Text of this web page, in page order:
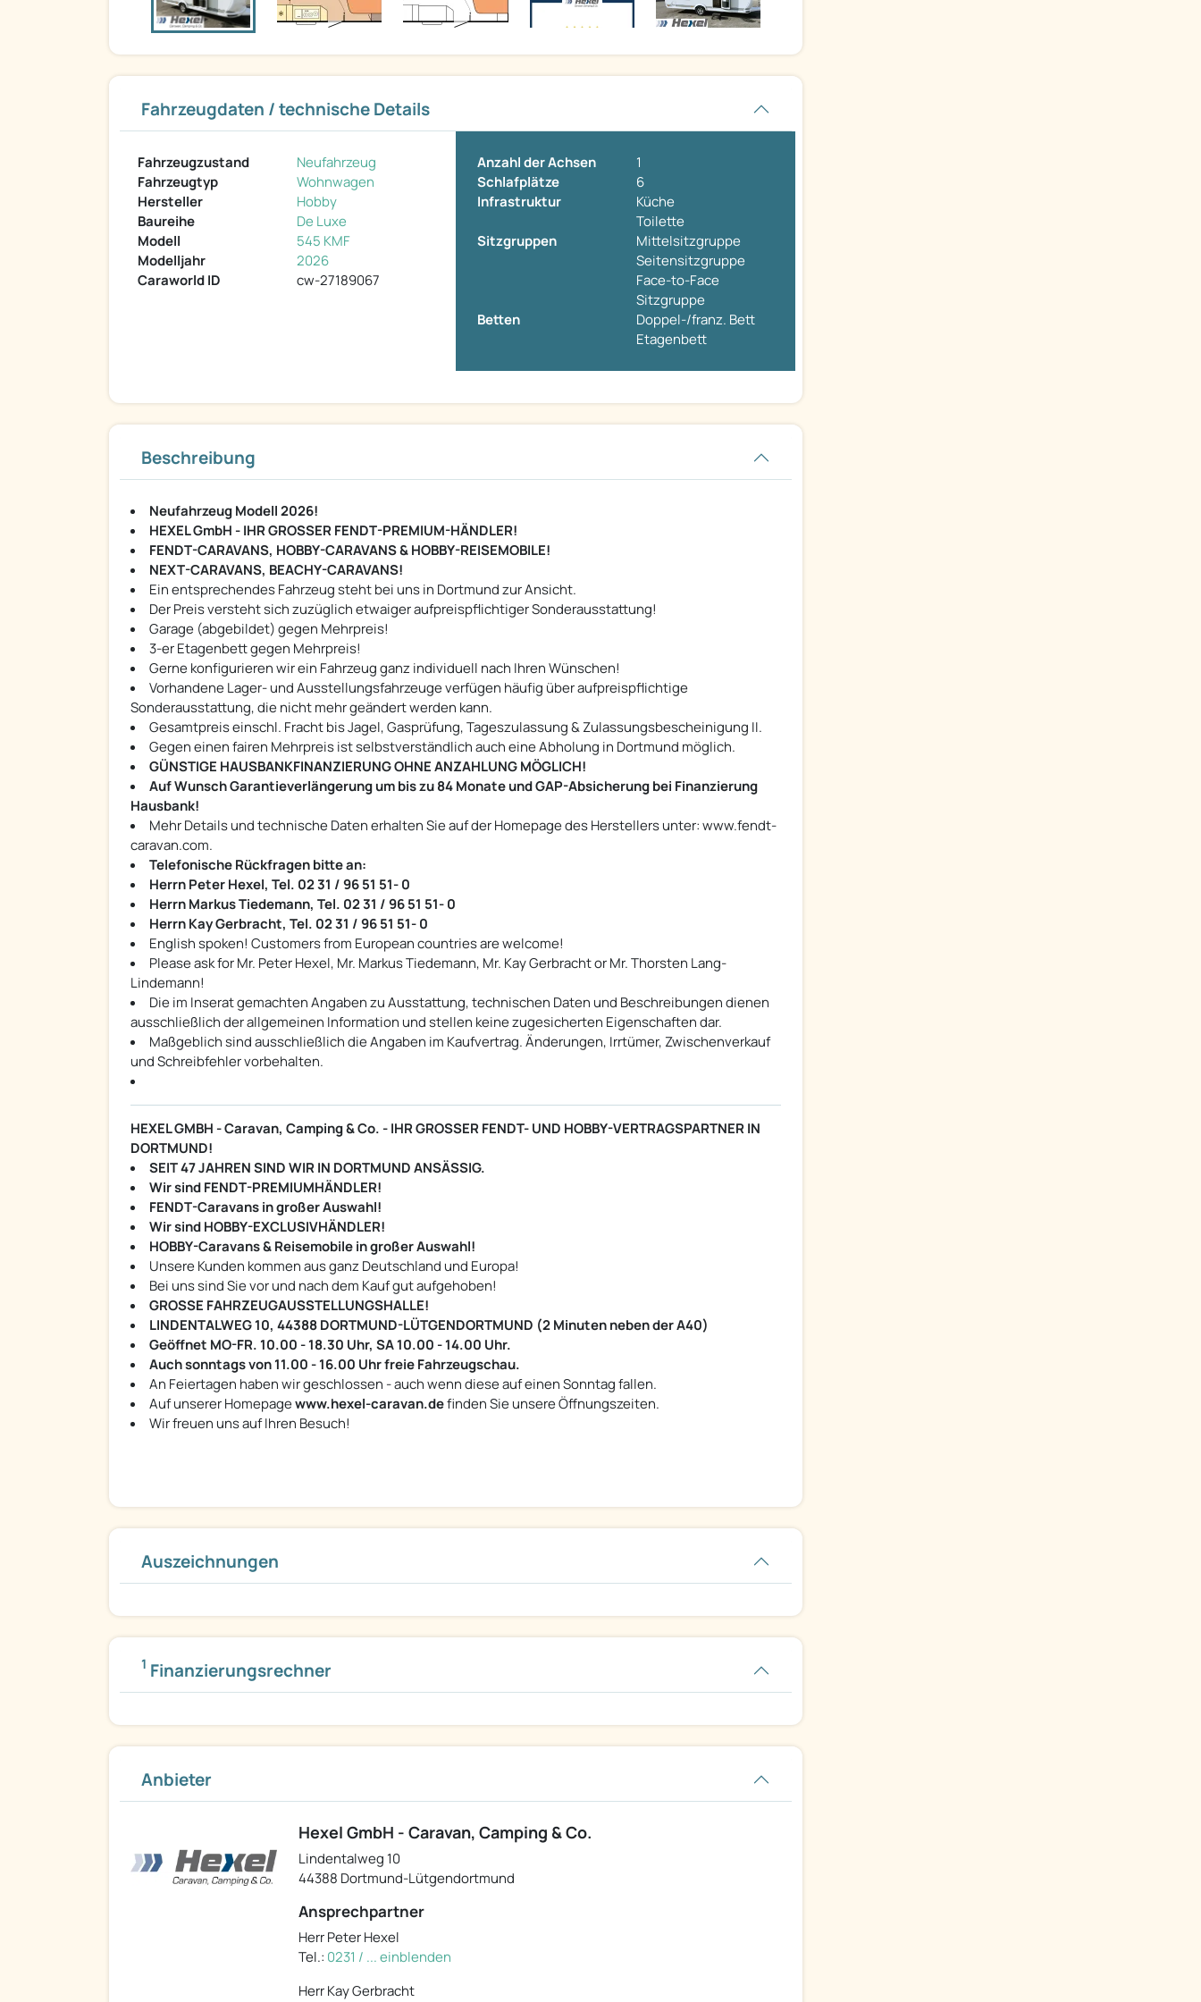
Fahrzeugdaten / technische Details
Fahrzeugzustand
Neufahrzeug
Fahrzeugtyp
Wohnwagen
Hersteller
Hobby
Baureihe
De Luxe
Modell
545 KMF
Modelljahr
2026
Caraworld ID
cw-27189067
Anzahl der Achsen
1
Schlafplätze
6
Infrastruktur
Küche
Toilette
Sitzgruppen
Mittelsitzgruppe
Seitensitzgruppe
Face-to-Face
Sitzgruppe
Betten
Doppel-/franz. Bett
Etagenbett
Beschreibung
Neufahrzeug Modell 2026!
HEXEL GmbH - IHR GROSSER FENDT-PREMIUM-HÄNDLER!
FENDT-CARAVANS, HOBBY-CARAVANS & HOBBY-REISEMOBILE!
NEXT-CARAVANS, BEACHY-CARAVANS!
Ein entsprechendes Fahrzeug steht bei uns in Dortmund zur Ansicht.
Der Preis versteht sich zuzüglich etwaiger aufpreispflichtiger Sonderausstattung!
Garage (abgebildet) gegen Mehrpreis!
3-er Etagenbett gegen Mehrpreis!
Gerne konfigurieren wir ein Fahrzeug ganz individuell nach Ihren Wünschen!
Vorhandene Lager- und Ausstellungsfahrzeuge verfügen häufig über aufpreispflichtige
Sonderausstattung, die nicht mehr geändert werden kann.
Gesamtpreis einschl. Fracht bis Jagel, Gasprüfung, Tageszulassung & Zulassungsbescheinigung II.
Gegen einen fairen Mehrpreis ist selbstverständlich auch eine Abholung in Dortmund möglich.
GÜNSTIGE HAUSBANKFINANZIERUNG OHNE ANZAHLUNG MÖGLICH!
Auf Wunsch Garantieverlängerung um bis zu 84 Monate und GAP-Absicherung bei Finanzierung
Hausbank!
Mehr Details und technische Daten erhalten Sie auf der Homepage des Herstellers unter: www.fendt-
caravan.com.
Telefonische Rückfragen bitte an:
Herrn Peter Hexel, Tel. 02 31 / 96 51 51- 0
Herrn Markus Tiedemann, Tel. 02 31 / 96 51 51- 0
Herrn Kay Gerbracht, Tel. 02 31 / 96 51 51- 0
English spoken! Customers from European countries are welcome!
Please ask for Mr. Peter Hexel, Mr. Markus Tiedemann, Mr. Kay Gerbracht or Mr. Thorsten Lang-
Lindemann!
Die im Inserat gemachten Angaben zu Ausstattung, technischen Daten und Beschreibungen dienen
ausschließlich der allgemeinen Information und stellen keine zugesicherten Eigenschaften dar.
Maßgeblich sind ausschließlich die Angaben im Kaufvertrag. Änderungen, Irrtümer, Zwischenverkauf
und Schreibfehler vorbehalten.
HEXEL GMBH - Caravan, Camping & Co. - IHR GROSSER FENDT- UND HOBBY-VERTRAGSPARTNER IN
DORTMUND!
SEIT 47 JAHREN SIND WIR IN DORTMUND ANSÄSSIG.
Wir sind FENDT-PREMIUMHÄNDLER!
FENDT-Caravans in großer Auswahl!
Wir sind HOBBY-EXCLUSIVHÄNDLER!
HOBBY-Caravans & Reisemobile in großer Auswahl!
Unsere Kunden kommen aus ganz Deutschland und Europa!
Bei uns sind Sie vor und nach dem Kauf gut aufgehoben!
GROSSE FAHRZEUGAUSSTELLUNGSHALLE!
LINDENTALWEG 10, 44388 DORTMUND-LÜTGENDORTMUND (2 Minuten neben der A40)
Geöffnet MO-FR. 10.00 - 18.30 Uhr, SA 10.00 - 14.00 Uhr.
Auch sonntags von 11.00 - 16.00 Uhr freie Fahrzeugschau.
An Feiertagen haben wir geschlossen - auch wenn diese auf einen Sonntag fallen.
Auf unserer Homepagewww.hexel-caravan.definden Sie unsere Öffnungszeiten.
Wir freuen uns auf Ihren Besuch!
Auszeichnungen
1 Finanzierungsrechner
Anbieter
Hexel GmbH - Caravan, Camping & Co.
Lindentalweg 10
44388 Dortmund-Lütgendortmund
Ansprechpartner
Herr Peter Hexel
Tel.: 0231 / ... einblenden
Herr Kay Gerbracht